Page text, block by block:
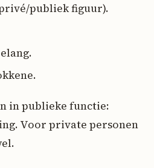
publiek figuur).
in publieke functie:
Voor private personen